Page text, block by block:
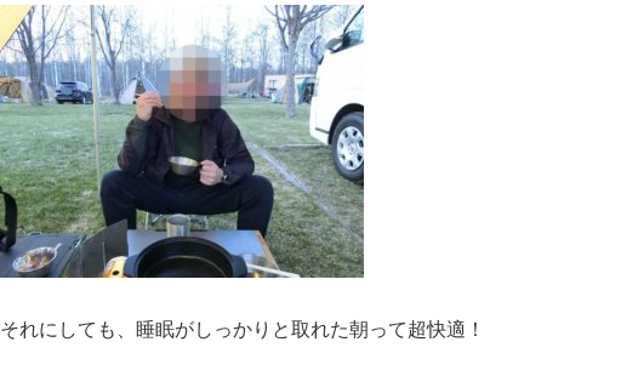
それにしても、睡眠がしっかりと取れた朝って超快適！